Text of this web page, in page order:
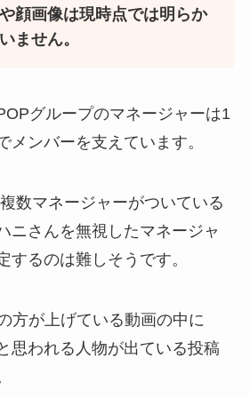
顔画像は現時点では明らか
ません。
グループのマネージャーは1
メンバーを支えています。
数マネージャーがついている
ニさんを無視したマネージャ
するのは難しそうです。
方が上げている動画の中に
思われる人物が出ている投稿